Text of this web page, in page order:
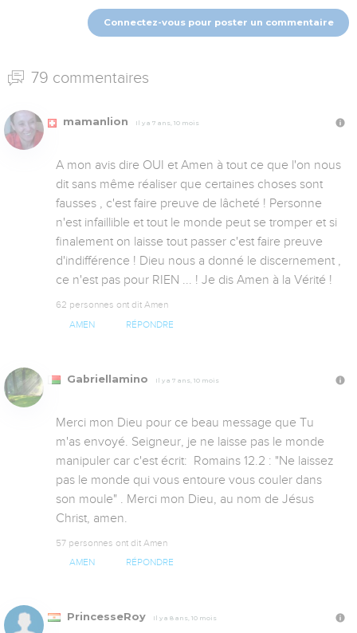
Connectez-vous pour poster un commentaire
79 commentaires
mamanlion Il y a 7 ans, 10 mois
A mon avis dire OUI et Amen à tout ce que l'on nous
dit sans même réaliser que certaines choses sont
fausses , c'est faire preuve de lâcheté ! Personne
n'est infaillible et tout le monde peut se tromper et si
finalement on laisse tout passer c'est faire preuve
d'indifférence ! Dieu nous a donné le discernement ,
ce n'est pas pour RIEN ... ! Je dis Amen à la Vérité !
62 personnes ont dit Amen
AMEN RÉPONDRE
Gabriellamino Il y a 7 ans, 10 mois
Merci mon Dieu pour ce beau message que Tu
m'as envoyé. Seigneur, je ne laisse pas le monde
manipuler car c'est écrit:  Romains 12.2 : "Ne laissez
pas le monde qui vous entoure vous couler dans
son moule" . Merci mon Dieu, au nom de Jésus
Christ, amen.
57 personnes ont dit Amen
AMEN RÉPONDRE
PrincesseRoy Il y a 8 ans, 10 mois